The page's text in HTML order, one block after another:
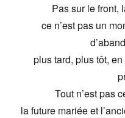
Pas sur le front,
ce n’est pas un
plus tard, plus tôt,
Tout n’est pas
la future mariée et